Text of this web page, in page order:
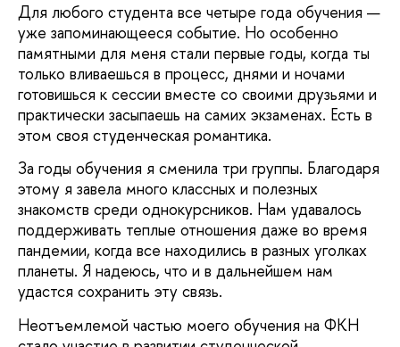
Для любого студента все четыре года обучения —
уже запоминающееся событие. Но особенно
памятными для меня стали первые годы, когда ты
только вливаешься в процесс, днями и ночами
готовишься к сессии вместе со своими друзьями и
практически засыпаешь на самих экзаменах. Есть в
этом своя студенческая романтика.
За годы обучения я сменила три группы. Благодаря
этому я завела много классных и полезных
знакомств среди однокурсников. Нам удавалось
поддерживать теплые отношения даже во время
пандемии, когда все находились в разных уголках
планеты. Я надеюсь, что и в дальнейшем нам
удастся сохранить эту связь.
Неотъемлемой частью моего обучения на ФКН